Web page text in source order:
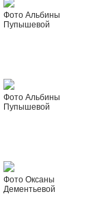
Фото Альбины
Пупышевой
Фото Альбины
Пупышевой
Фото Оксаны
Дементьевой